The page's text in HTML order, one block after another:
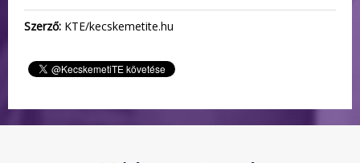
Szerző: KTE/kecskemetite.hu